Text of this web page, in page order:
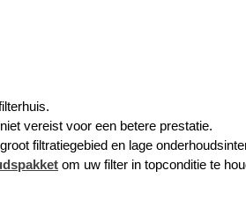
vereist voor een betere prestatie.
filtratiegebied en lage
om uw filter in topconditie te